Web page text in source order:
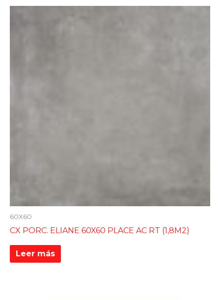
60X60
CX PORC. ELIANE 60X60 PLACE AC RT (1,8M2)
Leer más